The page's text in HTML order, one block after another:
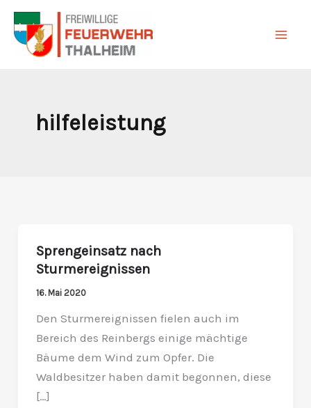
Zum
Inhalt
springen
hilfeleistung
Sprengeinsatz nach
Sturmereignissen
16. Mai 2020
Den Sturmereignissen fielen auch im
Bereich des Reinbergs einige mächtige
Bäume dem Wind zum Opfer. Die
Waldbesitzer haben damit begonnen, diese
[…]
Sprengeinsatz
nach
Sturmereignissen